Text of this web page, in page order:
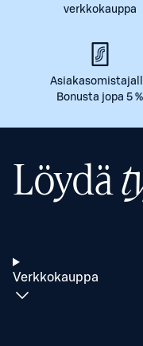
verkkokauppa
Bonusta jopa 5 %
Löydä
Verkkokauppa